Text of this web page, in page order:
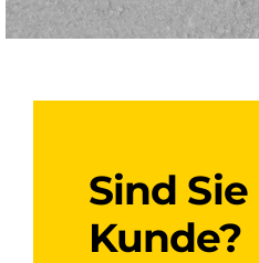
Sind
Kunde?